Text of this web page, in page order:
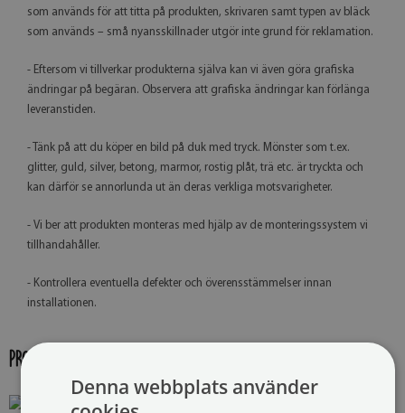
som används för att titta på produkten, skrivaren samt typen av bläck
som används – små nyansskillnader utgör inte grund för reklamation.
- Eftersom vi tillverkar produkterna själva kan vi även göra grafiska
ändringar på begäran. Observera att grafiska ändringar kan förlänga
leveranstiden.
- Tänk på att du köper en bild på duk med tryck. Mönster som t.ex.
glitter, guld, silver, betong, marmor, rostig plåt, trä etc. är tryckta och
kan därför se annorlunda ut än deras verkliga motsvarigheter.
- Vi ber att produkten monteras med hjälp av de monteringssystem vi
tillhandahåller.
- Kontrollera eventuella defekter och överensstämmelser innan
installationen.
PRODUKTGALLERI:
Denna webbplats använder